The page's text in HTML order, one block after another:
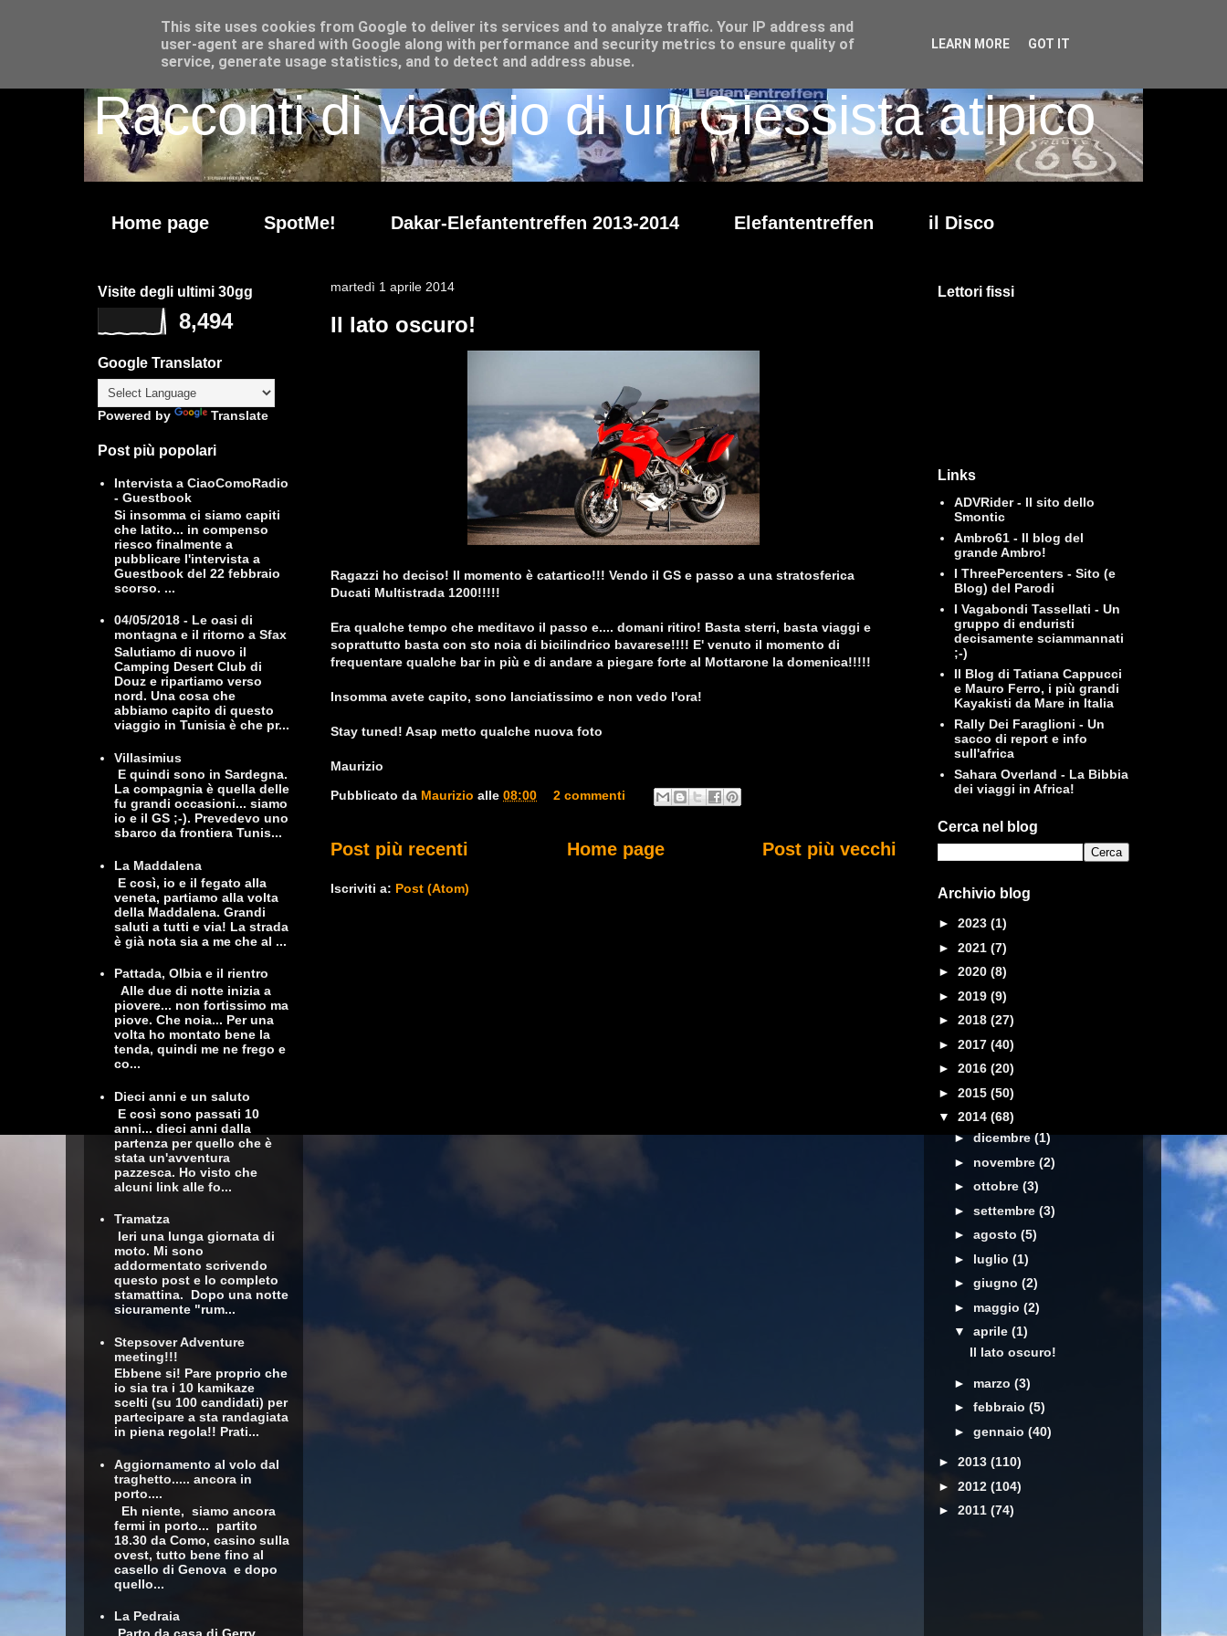
Racconti di viaggio di un Giessista atipico
Home page SpotMe! Dakar-Elefantentreffen 2013-2014 Elefantentreffen il Disco
martedì 1 aprile 2014
Il lato oscuro!
Ragazzi ho deciso! Il momento è catartico!!! Vendo il GS e passo a una stratosferica
Ducati Multistrada 1200!!!!!
Era qualche tempo che meditavo il passo e.... domani ritiro! Basta sterri, basta viaggi e
soprattutto basta con sto noia di bicilindrico bavarese!!!! E' venuto il momento di
frequentare qualche bar in più e di andare a piegare forte al Mottarone la domenica!!!!!
Insomma avete capito, sono lanciatissimo e non vedo l'ora!
Stay tuned! Asap metto qualche nuova foto
Maurizio
Pubblicato da Maurizio alle 08:00 2 commenti
Post più recenti Post più vecchi
Home page
Iscriviti a: Post (Atom)
Visite degli ultimi 30gg
8,494
Google Translator
Powered by Translate
Post più popolari
Intervista a CiaoComoRadio
- Guestbook
Si insomma ci siamo capiti
che latito... in compenso
riesco finalmente a
pubblicare l'intervista a
Guestbook del 22 febbraio
scorso. ...
04/05/2018 - Le oasi di
montagna e il ritorno a Sfax
Salutiamo di nuovo il
Camping Desert Club di
Douz e ripartiamo verso
nord. Una cosa che
abbiamo capito di questo
viaggio in Tunisia è che pr...
Villasimius
E quindi sono in Sardegna.
La compagnia è quella delle
fu grandi occasioni... siamo
io e il GS ;-). Prevedevo uno
sbarco da frontiera Tunis...
La Maddalena
E così, io e il fegato alla
veneta, partiamo alla volta
della Maddalena. Grandi
saluti a tutti e via! La strada
è già nota sia a me che al ...
Pattada, Olbia e il rientro
Alle due di notte inizia a
piovere... non fortissimo ma
piove. Che noia... Per una
volta ho montato bene la
tenda, quindi me ne frego e
co...
Dieci anni e un saluto
E così sono passati 10
anni... dieci anni dalla
partenza per quello che è
stata un'avventura
pazzesca. Ho visto che
alcuni link alle fo...
Tramatza
Ieri una lunga giornata di
moto. Mi sono
addormentato scrivendo
questo post e lo completo
stamattina. Dopo una notte
sicuramente "rum...
Stepsover Adventure
meeting!!!
Ebbene si! Pare proprio che
io sia tra i 10 kamikaze
scelti (su 100 candidati) per
partecipare a sta randagiata
in piena regola!! Prati...
Aggiornamento al volo dal
traghetto..... ancora in
porto....
Eh niente, siamo ancora
fermi in porto... partito
18.30 da Como, casino sulla
ovest, tutto bene fino al
casello di Genova e dopo
quello...
La Pedraia
Lettori fissi
Links
ADVRider - Il sito dello
Smontic
Ambro61 - Il blog del
grande Ambro!
I ThreePercenters - Sito (e
Blog) del Parodi
I Vagabondi Tassellati - Un
gruppo di enduristi
decisamente sciammannati
;-)
Il Blog di Tatiana Cappucci
e Mauro Ferro, i più grandi
Kayakisti da Mare in Italia
Rally Dei Faraglioni - Un
sacco di report e info
sull'africa
Sahara Overland - La Bibbia
dei viaggi in Africa!
Cerca nel blog
Archivio blog
► 2023 (1)
► 2021 (7)
► 2020 (8)
► 2019 (9)
► 2018 (27)
► 2017 (40)
► 2016 (20)
► 2015 (50)
▼ 2014 (68)
►dicembre(1)
► novembre (2)
► ottobre (3)
► settembre (3)
► agosto (5)
► luglio (1)
► giugno (2)
► maggio (2)
▼ aprile (1)
Il lato oscuro!
► marzo (3)
► febbraio (5)
► gennaio (40)
► 2013 (110)
► 2012 (104)
► 2011 (74)
This site uses cookies from Google to deliver its services and to analyze traffic. Your IP address and
user-agent are shared with Google along with performance and security metrics to ensure quality of
service, generate usage statistics, and to detect and address abuse.
LEARN MORE GOT IT